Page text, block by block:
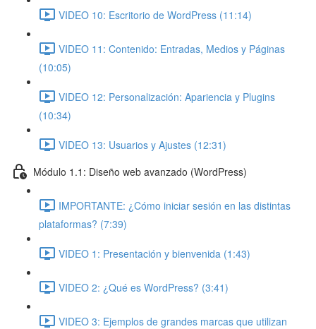
VIDEO 10: Escritorio de WordPress (11:14)
VIDEO 11: Contenido: Entradas, Medios y Páginas
(10:05)
VIDEO 12: Personalización: Apariencia y Plugins
(10:34)
VIDEO 13: Usuarios y Ajustes (12:31)
Módulo 1.1: Diseño web avanzado (WordPress)
IMPORTANTE: ¿Cómo iniciar sesión en las distintas
plataformas? (7:39)
VIDEO 1: Presentación y bienvenida (1:43)
VIDEO 2: ¿Qué es WordPress? (3:41)
VIDEO 3: Ejemplos de grandes marcas que utilizan